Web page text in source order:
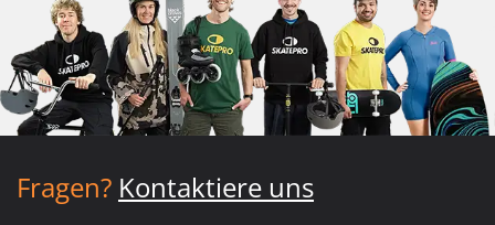
Fragen? Kontaktiere uns